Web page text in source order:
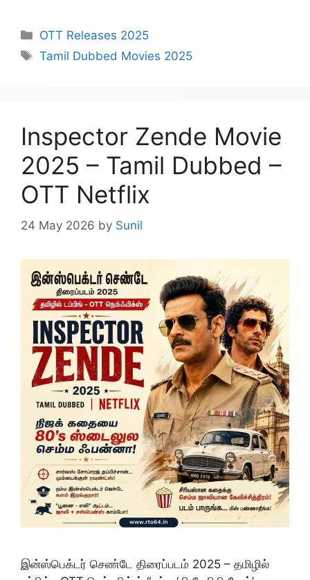
Categories
OTT Releases 2025
Tags
Tamil Dubbed Movies 2025
Inspector Zende Movie
2025 – Tamil Dubbed –
OTT Netflix
24 May 2026 by Sunil
இன்ஸ்பெக்டர் செண்டே திரைப்படம் 2025 – தமிழில்